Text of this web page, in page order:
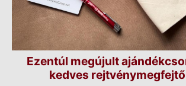
Ezentúl megújult
kedves